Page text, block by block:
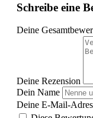
Schreibe eine
Deine
Deine Rezension
Dein Name
Deine E-Mail-